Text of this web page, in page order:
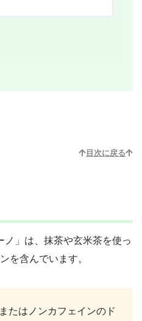
目次に戻る
ノ」は、抹茶や玄米茶を使っ
を含んでいます。
たはノンカフェインのド